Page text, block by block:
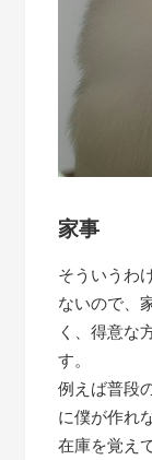
家事
そういうわ
ないので、
く、得意な
す。
例えば普段
に僕が作れ
在庫を覚え